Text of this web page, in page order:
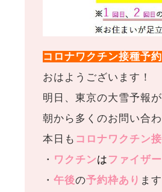
コロナワクチン接種予
おはようございます！
明日、東京の大雪予報
朝から多くのお問い合
本日も コロナワクチン
・ ワクチンは ファイザ
・午後の予約枠あり ます